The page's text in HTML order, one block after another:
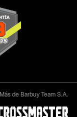
Más de Barbuy Team S.A.